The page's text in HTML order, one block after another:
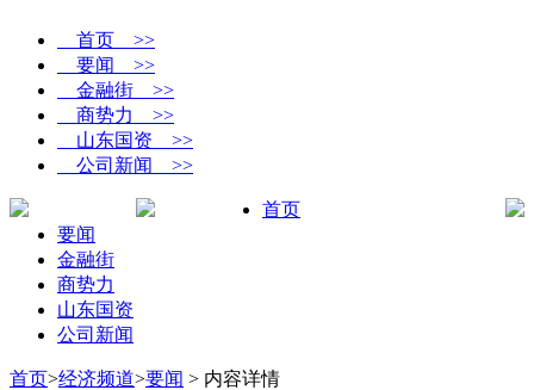
首页 >>
要闻 >>
金融街 >>
商势力 >>
山东国资 >>
公司新闻 >>
首页
要闻
金融街
商势力
山东国资
公司新闻
首页>经济频道>要闻 > 内容详情